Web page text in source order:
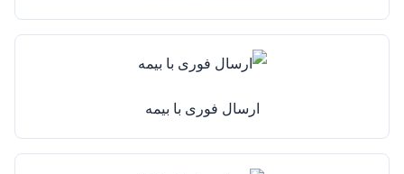
ارسال فوری با بیمه